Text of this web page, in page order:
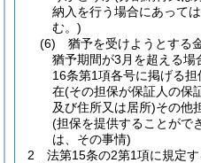
納入を行う場合にあって
む。)
(6)
猶予を受けようとする
猶予期間が3月を超える
16条第1項各号に掲げる
在(その担保が保証人の保
及び住所又は居所)その他
(担保を提供することがで
は、その事情)
2
法第15条の2第1項に規定